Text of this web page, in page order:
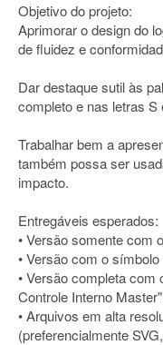
Objetivo do projeto:
Aprimorar o design do
de fluidez e
Dar destaque sutil às
completo e nas letras S
Trabalhar bem a
também possa ser
impacto.
Entregáveis esperados:
• Versão somente com
• Versão com o
• Versão completa com
Controle Interno
• Arquivos em alta
(preferencialmente